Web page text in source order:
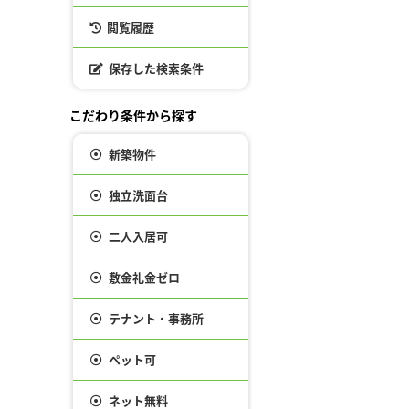
閲覧履歴
保存した検索条件
こだわり条件から探す
新築物件
独立洗面台
二人入居可
敷金礼金ゼロ
テナント・事務所
ペット可
ネット無料